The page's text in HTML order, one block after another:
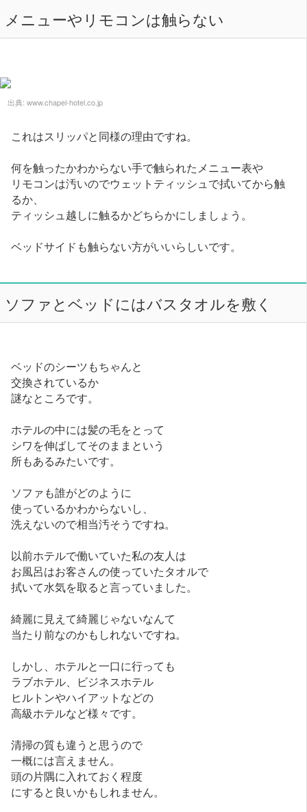
メニューやリモコンは触らない
出典: www.chapel-hotel.co.jp
これはスリッパと同様の理由ですね。
何を触ったかわからない手で触られたメニュー表や
リモコンは汚いのでウェットティッシュで拭いてから触
るか、
ティッシュ越しに触るかどちらかにしましょう。
ベッドサイドも触らない方がいいらしいです。
ソファとベッドにはバスタオルを敷く
ベッドのシーツもちゃんと
交換されているか
謎なところです。
ホテルの中には髪の毛をとって
シワを伸ばしてそのままという
所もあるみたいです。
ソファも誰がどのように
使っているかわからないし、
洗えないので相当汚そうですね。
以前ホテルで働いていた私の友人は
お風呂はお客さんの使っていたタオルで
拭いて水気を取ると言っていました。
綺麗に見えて綺麗じゃないなんて
当たり前なのかもしれないですね。
しかし、ホテルと一口に行っても
ラブホテル、ビジネスホテル
ヒルトンやハイアットなどの
高級ホテルなど様々です。
清掃の質も違うと思うので
一概には言えません。
頭の片隅に入れておく程度
にすると良いかもしれません。